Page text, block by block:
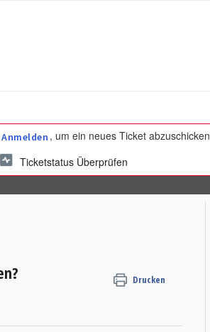
Anmelden , um ein neues Ticket abzuschicken
Ticketstatus Überprüfen
Drucken